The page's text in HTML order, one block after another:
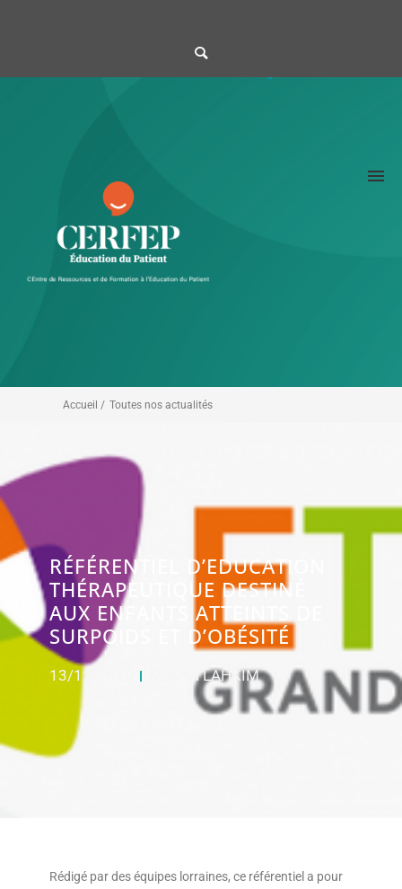
Accueil / Toutes nos actualités
RÉFÉRENTIEL D’EDUCATION
THÉRAPEUTIQUE DESTINÉ
AUX ENFANTS ATTEINTS DE
SURPOIDS ET D’OBÉSITÉ
13/12/2019 Mounia LAHKIM
Rédigé par des équipes lorraines, ce référentiel a pour